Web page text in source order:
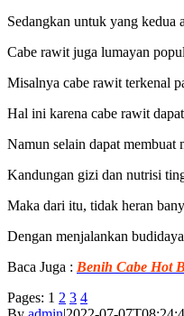
Sedangkan untuk yang kedua
Cabe rawit juga lumayan
Misalnya cabe rawit terkenal
Hal ini karena cabe rawit
Namun selain dapat
Kandungan gizi dan nutrisi
Maka dari itu, tidak heran
Dengan menjalankan
Baca Juga : Benih Cabe Hot
Pages: 1 2 3 4